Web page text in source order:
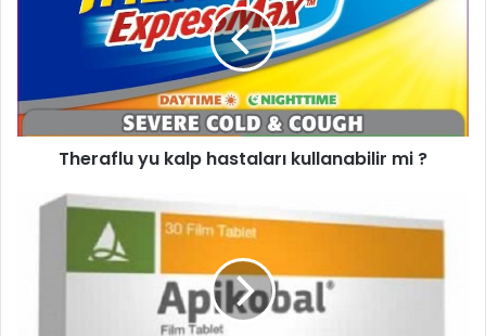
Theraflu yu kalp hastaları kullanabilir mi ?